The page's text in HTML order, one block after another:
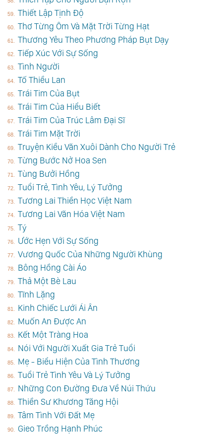
Thiết Lập Tịnh Độ
Thơ Từng Ôm Và Mặt Trời Từng Hạt
Thương Yêu Theo Phương Pháp Bụt Dạy
Tiếp Xúc Với Sự Sống
Tình Người
Tố Thiều Lan
Trái Tim Của Bụt
Trái Tim Của Hiểu Biết
Trái Tim Của Trúc Lâm Đại Sĩ
Trái Tim Mặt Trời
Truyện Kiều Văn Xuôi Dành Cho Người Trẻ
Từng Bước Nở Hoa Sen
Tùng Bưởi Hồng
Tuổi Trẻ, Tình Yêu, Lý Tưởng
Tương Lai Thiền Học Việt Nam
Tương Lai Văn Hóa Việt Nam
Tý
Ước Hẹn Với Sự Sống
Vương Quốc Của Những Người Khùng
Bông Hồng Cài Áo
Thả Một Bè Lau
Tĩnh Lặng
Kinh Chiếc Lưới Ái Ân
Muốn An Được An
Kết Một Tràng Hoa
Nói Với Người Xuất Gia Trẻ Tuổi
Mẹ - Biểu Hiện Của Tình Thương
Tuổi Trẻ Tình Yêu Và Lý Tưởng
Những Con Đường Đưa Về Núi Thứu
Thiền Sư Khương Tăng Hội
Tâm Tình Với Đất Mẹ
Gieo Trồng Hạnh Phúc